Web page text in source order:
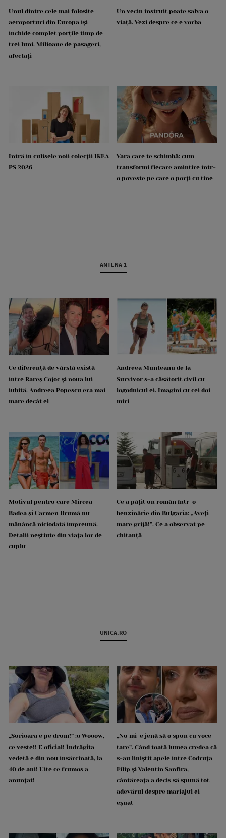
Unul dintre cele mai folosite
aeroporturi din Europa își
închide complet porțile timp de
trei luni. Milioane de pasageri,
afectați
Un vecin instruit poate salva o
viață. Vezi despre ce e vorba
Intră în culisele noii colecții IKEA
PS 2026
Vara care te schimbă: cum
transformi fiecare amintire într-
o poveste pe care o porți cu tine
ANTENA 1
Ce diferență de vârstă există
între Rareș Cojoc și noua lui
iubită. Andreea Popescu era mai
mare decât el
Andreea Munteanu de la
Survivor s-a căsătorit civil cu
logodnicul ei. Imagini cu cei doi
miri
Motivul pentru care Mircea
Badea și Carmen Brumă nu
mănâncă niciodată împreună.
Detalii neștiute din viața lor de
cuplu
Ce a pățit un român într-o
benzinărie din Bulgaria: „Aveți
mare grijă!”. Ce a observat pe
chitanță
UNICA.RO
„Surioara e pe drum!” :o Wooow,
ce veste!! E oficial! Îndrăgita
vedetă e din nou însărcinată, la
40 de ani! Uite ce frumos a
anunțat!
„Nu mi-e jenă să o spun cu voce
tare”. Când toată lumea credea că
s-au liniștit apele între Codruța
Filip și Valentin Sanfira,
cântăreața a decis să spună tot
adevărul despre mariajul ei
eșuat